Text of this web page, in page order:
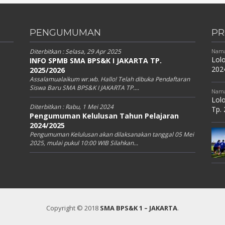
PENGUMUMAN
Diterbitkan :Selasa, 29 Apr 2025
INFO SPMB SMA BPS&K I JAKARTA TP.
2025/2026
Assalamualaikum wr.wb. Hallo! Telah dibuka Pendaftaran
Siswa Baru SMA BPS&K I JAKARTA TP....
Diterbitkan :Rabu, 1 Mei 2024
Pengumuman Kelulusan Tahun Pelajaran
2024/2025
Pengumuman Kelulusan akan dilaksanakan tanggal 05 Mei
2025, mulai pukul 10:00 WIB Silahkan...
Tp.
Copyright © 2018 SMA BPS&K 1 – JAKARTA.